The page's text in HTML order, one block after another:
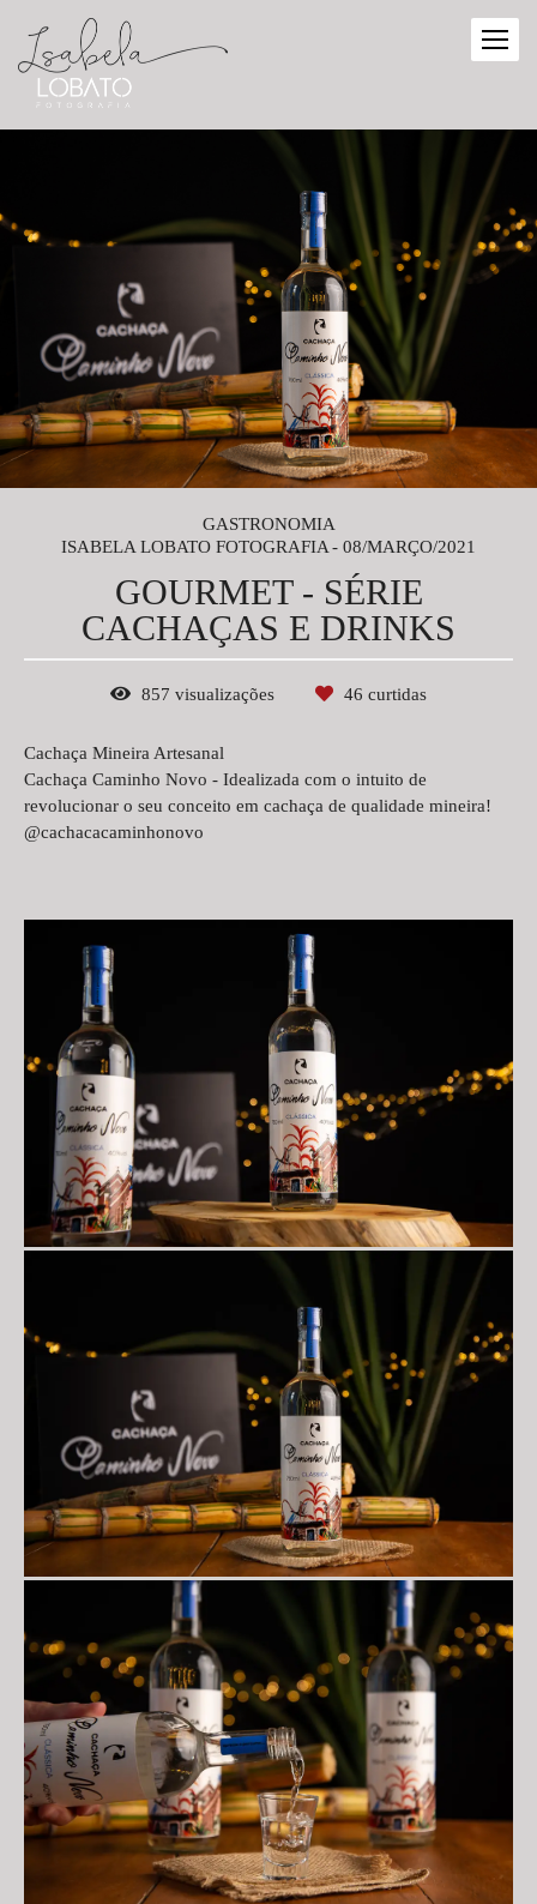
GASTRONOMIA
ISABELA LOBATO FOTOGRAFIA
08/MARÇO/2021
GOURMET - SÉRIE
CACHAÇAS E DRINKS
857 visualizações 46 curtidas
Cachaça Mineira Artesanal
Cachaça Caminho Novo - Idealizada com o intuito de
revolucionar o seu conceito em cachaça de qualidade mineira!
@cachacacaminhonovo